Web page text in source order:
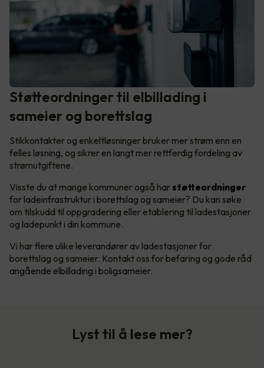
Støtteordninger til elbillading i
sameier og borettslag
Stikkontakter og enkeltløsninger bruker mer strøm enn en
felles løsning, og sikrer en langt mer rettferdig fordeling av
strømutgiftene.
Visste du at mange kommuner også har støtteordninger
for ladeinfrastruktur i borettslag og sameier? Du kan søke
om tilskudd til oppgradering eller etablering til ladestasjoner
og ladepunkt i din kommune.
Vi har flere ulike leverandører av ladestasjoner for
borettslag og sameier. Kontakt oss for befaring og gode råd
angående elbillading i boligsameier.
Lyst til å lese mer?